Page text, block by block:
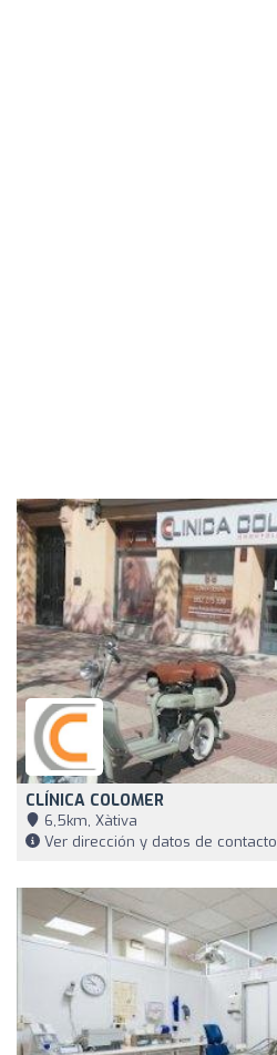
CLÍNICA COLOMER
6,5km, Xàtiva
Ver dirección y datos de contacto